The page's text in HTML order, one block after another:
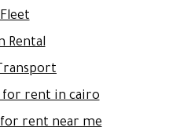
Rental
rent in cairo
rent near me